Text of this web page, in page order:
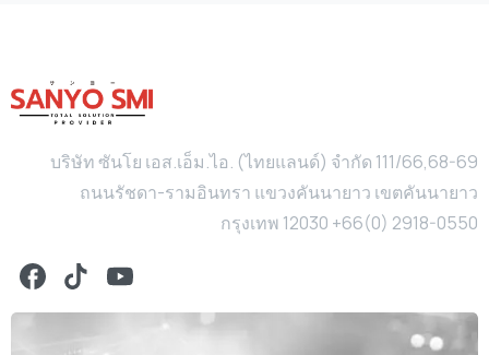
บริษัท ซันโย เอส.เอ็ม.ไอ. (ไทยแลนด์) จำกัด 111/66,68-69
ถนนรัชดา-รามอินทรา แขวงคันนายาว เขตคันนายาว
กรุงเทพ 12030 +66(0) 2918-0550